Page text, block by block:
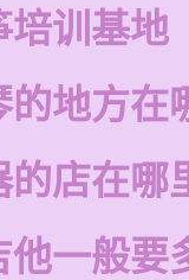
培训基地
的地方在
的店在哪
他一般要